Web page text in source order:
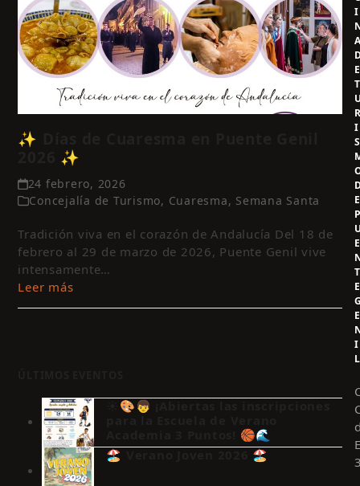
✨ Días de Cuaresma en Puente Genil
2026 ✨
24 febrero, 2026
Concejalía de Turismo, Cuaresma, Semana Santa
Tradición viva en el corazón de Andalucía Del 18 de
febrero al 29 de marzo de 2026, Puente Genil vive
intensamente…
Leer más
☀️🎨👦 ¡Abiertas las inscripciones
Academia 3 Puntos! 🏀🌊
🏖️ Verano Joven 2026 🏖️
I
E
T
I
S
E
E
T
E
E
I
L